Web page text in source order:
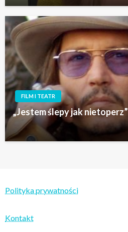
FILM I TEATR
„Jestem ślepy jak nietoperz”
Polityka prywatności
Kontakt